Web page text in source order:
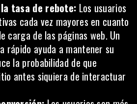
tasa de rebote: Los usuarios
cada vez mayores en cuanto
carga de las páginas web. Un
rápido ayuda a mantener su
la probabilidad de que
antes siquiera de interactuar